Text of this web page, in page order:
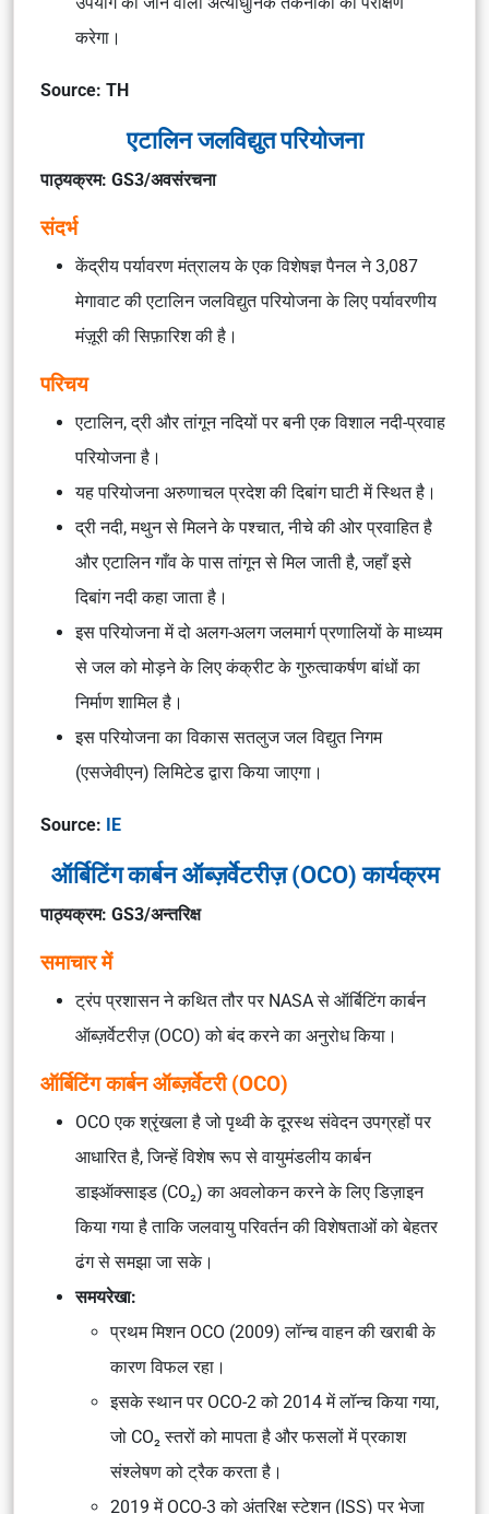
करेगा।
Source: TH
एटालिन जलविद्युत परियोजना
पाठ्यक्रम: GS3/अवसंरचना
संदर्भ
केंद्रीय पर्यावरण मंत्रालय के एक विशेषज्ञ पैनल ने 3,087
मेगावाट की एटालिन जलविद्युत परियोजना के लिए पर्यावरणीय
मंज़ूरी की सिफ़ारिश की है।
परिचय
एटालिन, द्री और तांगून नदियों पर बनी एक विशाल नदी-प्रवाह
परियोजना है।
यह परियोजना अरुणाचल प्रदेश की दिबांग घाटी में स्थित है।
द्री नदी, मथुन से मिलने के पश्चात, नीचे की ओर प्रवाहित है
और एटालिन गाँव के पास तांगून से मिल जाती है, जहाँ इसे
दिबांग नदी कहा जाता है।
इस परियोजना में दो अलग-अलग जलमार्ग प्रणालियों के माध्यम
से जल को मोड़ने के लिए कंक्रीट के गुरुत्वाकर्षण बांधों का
निर्माण शामिल है।
इस परियोजना का विकास सतलुज जल विद्युत निगम
(एसजेवीएन) लिमिटेड द्वारा किया जाएगा।
Source: IE
ऑर्बिटिंग कार्बन ऑब्ज़र्वेटरीज़ (OCO) कार्यक्रम
पाठ्यक्रम: GS3/अन्तरिक्ष
समाचार में
ट्रंप प्रशासन ने कथित तौर पर NASAसे ऑर्बिटिंग कार्बन
ऑब्ज़र्वेटरीज़ (OCO) को बंद करने का अनुरोध किया।
ऑर्बिटिंग कार्बन ऑब्ज़र्वेटरी (OCO)
OCO एक श्रृंखला है जो पृथ्वी केदूरस्थ संवेदन उपग्रहोंपर
आधारित है, जिन्हें विशेष रूप सेवायुमंडलीय कार्बन
डाइऑक्साइड (CO₂) का अवलोकन करने के लिए डिज़ाइन
किया गया है ताकिजलवायु परिवर्तनकी विशेषताओं को बेहतर
ढंग से समझा जा सके।
समयरेखा:
प्रथम मिशन OCO (2009) लॉन्च वाहन की खराबी के
कारण विफल रहा।
इसके स्थान पर OCO-2को 2014 में लॉन्च किया गया,
जो CO₂ स्तरों को मापता है औरफसलों में प्रकाश
संश्लेषणको ट्रैक करता है।
2019 में OCO-3 को अंतरिक्ष स्टेशन (ISS) पर भेजा